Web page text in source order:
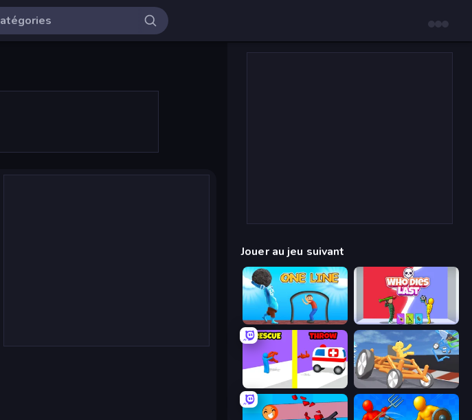
Jouer au jeu suivant
One Line Who Dies Last?
Rescue Throw Draw Crash Race